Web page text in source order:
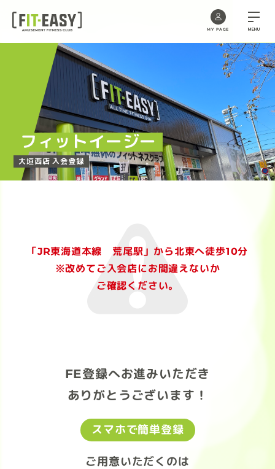
content
MY PAGE MENU
フィットイージー
大垣西店 入会登録
「JR東海道本線 荒尾駅」から北東へ徒歩10分
※改めてご入会店にお間違えないか
ご確認ください。
FE登録へお進みいただき
ありがとうございます！
スマホで簡単登録
ご用意いただくのは